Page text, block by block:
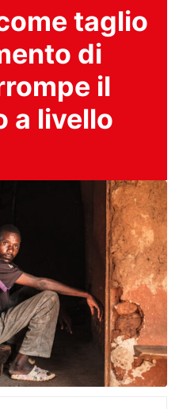
taglio
di
il
a livello